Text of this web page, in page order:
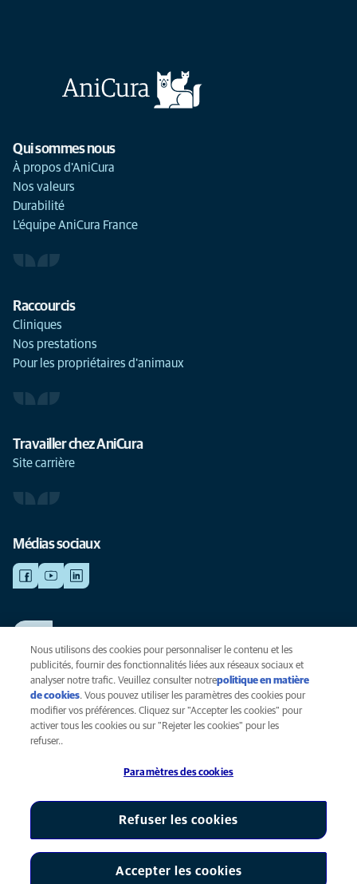
Qui sommes nous
À propos d'AniCura
Nos valeurs
Durabilité
L'équipe AniCura France
Raccourcis
Cliniques
Nos prestations
Pour les propriétaires d'animaux
Travailler chez AniCura
Site carrière
Médias sociaux
Voir nos offres d'emploi
Vie privée
Légal
Cookies
AniCura est une filiale de Mars, Inc © 2026
Paramètres des cookies
Nous utilisons des cookies pour personnaliser le contenu et les
publicités, fournir des fonctionnalités liées aux réseaux sociaux et
analyser notre trafic. Veuillez consulter notrepolitique en matière
de cookies(opens in a new tab)
. Vous pouvez utiliser les paramètres des cookies pour
modifier vos préférences. Cliquez sur "Accepter les cookies" pour
activer tous les cookies ou sur "Rejeter les cookies" pour les
refuser..
Paramètres des cookies
Refuser les cookies
Accepter les cookies